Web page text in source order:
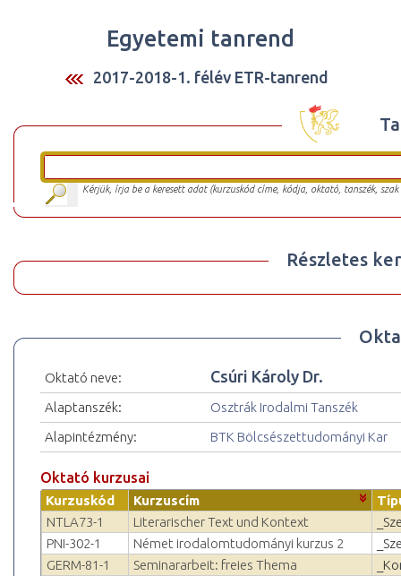
Egyetemi tanrend
2017-2018-1. félév ETR-tanrend
Kérjük, írja be a keresett adat (kurzuskód címe, kódja, oktató, tanszék,
Részletes
Oktató neve: Csúri Károly Dr.
Alaptanszék:
Osztrák Irodalmi Tanszék
Alapintézmény:
BTK Bölcsészettudományi Kar
Oktató kurzusai
Kurzuskód Kurzuscím
NTLA73-1
Literarischer Text und Kontext
PNI-302-1
Német irodalomtudományi kurzus 2
GERM-81-1
Seminararbeit: freies Thema